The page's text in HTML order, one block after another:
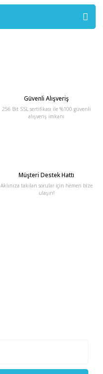
Güvenli Alışveriş
256 Bit SSL sertifikası ile %100 güvenli
alışveriş imkanı
Müşteri Destek Hattı
Aklınıza takılan sorular için hemen bize
ulaşın!